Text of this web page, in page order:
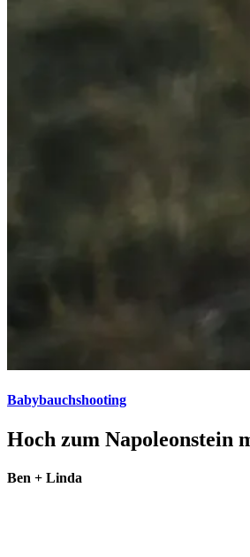
Babybauchshooting
Hoch zum Napoleonstein
Ben + Linda